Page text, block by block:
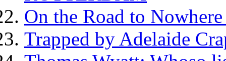
On the Road to
Trapped by Adelaide